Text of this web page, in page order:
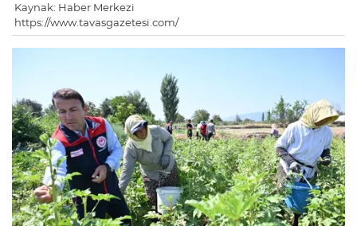
Kaynak: Haber Merkezi
https://www.tavasgazetesi.com/